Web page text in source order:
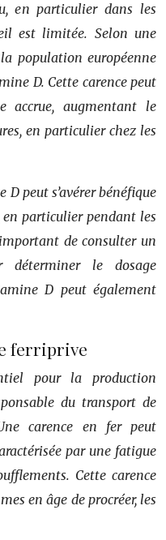
en particulier dans les
est limitée. Selon une
population européenne
D. Cette carence peut
accrue, augmentant le
en particulier chez les
peut s’avérer bénéfique
en particulier pendant les
de consulter un
déterminer le dosage
D peut également
ferriprive
pour la production
du transport de
carence en fer peut
par une fatigue
Cette carence
en âge de procréer, les